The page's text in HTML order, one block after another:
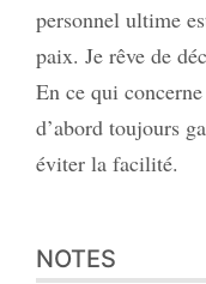
personnel ultime
paix. Je rêve de
En ce qui
d’abord toujours
éviter la facilité.
NOTES